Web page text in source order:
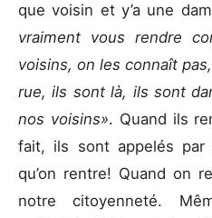
que voisin et y’a une
vraiment vous rendre
voisins, on les connaît
rue, ils sont là, ils sont
nos voisins». Quand ils
fait, ils sont appelés par
qu’on rentre! Quand on
notre citoyenneté.